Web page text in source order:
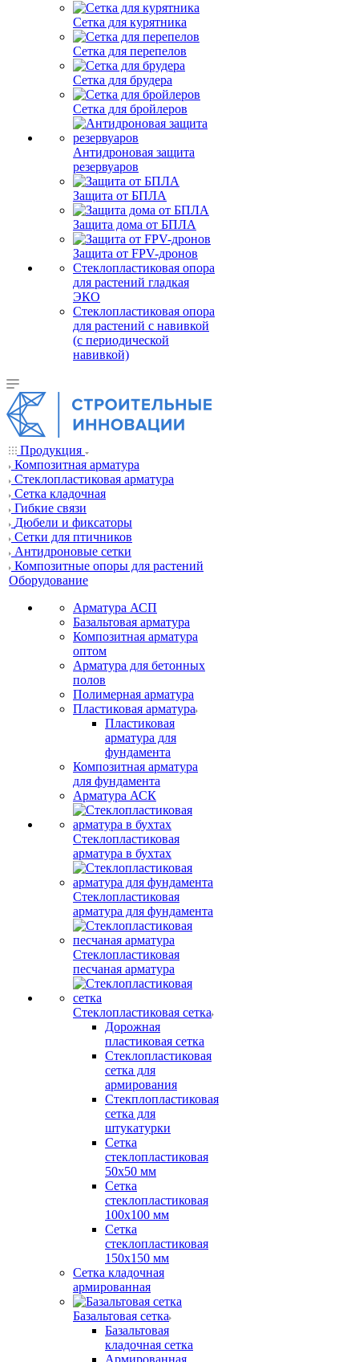
Сетка для курятника
Сетка для перепелов
Сетка для брудера
Сетка для бройлеров
Антидроновая защита
резервуаров
Защита от БПЛА
Защита дома от БПЛА
Защита от FPV-дронов
Стеклопластиковая опора
для растений гладкая
ЭКО
Стеклопластиковая опора
для растений с навивкой
(с периодической
навивкой)
Продукция
Композитная арматура
Cтеклопластиковая арматура
Сетка кладочная
Гибкие связи
Дюбели и фиксаторы
Сетки для птичников
Антидроновые сетки
Композитные опоры для растений
Оборудование
Арматура АСП
Базальтовая арматура
Композитная арматура
оптом
Арматура для бетонных
полов
Полимерная арматура
Пластиковая арматура
Пластиковая
арматура для
фундамента
Композитная арматура
для фундамента
Арматура АСК
Стеклопластиковая
арматура в бухтах
Стеклопластиковая
арматура для фундамента
Стеклопластиковая
песчаная арматура
Стеклопластиковая сетка
Дорожная
пластиковая сетка
Стеклопластиковая
сетка для
армирования
Стекплопластиковая
сетка для
штукатурки
Сетка
стеклопластиковая
50x50 мм
Сетка
стеклопластиковая
100x100 мм
Сетка
стеклопластиковая
150x150 мм
Сетка кладочная
армированная
Базальтовая сетка
Базальтовая
кладочная сетка
Армированная